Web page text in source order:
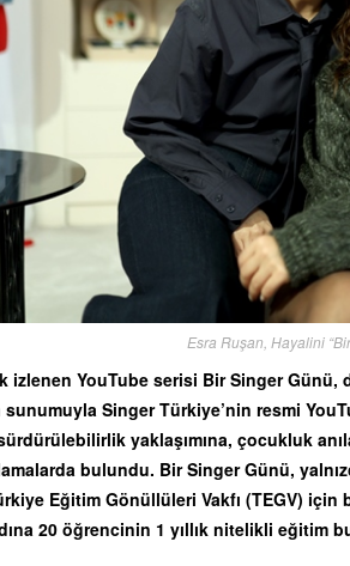
Esra Ruşan, Hayalini
izlenen YouTube serisi Bir Singer Günü,
sunumuyla Singer Türkiye’nin resmi
yaklaşımına, çocukluk
bulundu. Bir Singer Günü,
Eğitim Gönüllüleri Vakfı (TEGV) için
20 öğrencinin 1 yıllık nitelikli eğitim